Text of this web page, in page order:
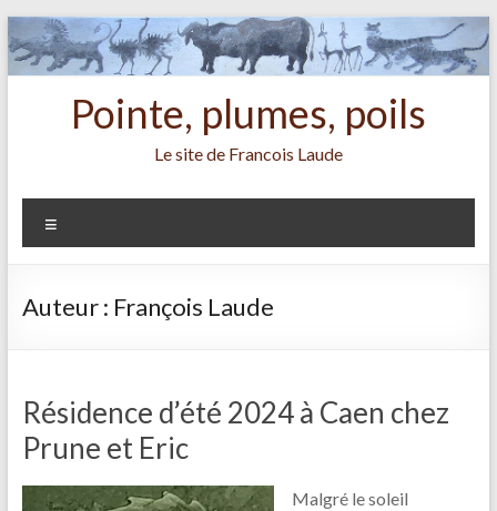
Aller
au
contenu
Pointe, plumes, poils
Le site de Francois Laude
Auteur : François Laude
Résidence d’été 2024 à Caen chez
Prune et Eric
Malgré le soleil